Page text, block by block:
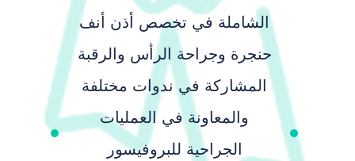
الشاملة في تخصص أذن أنف
حنجرة وجراحة الرأس والرقبة
المشاركة في ندوات مختلفة
والمعاونة في العمليات
الجراحية للبروفيسور